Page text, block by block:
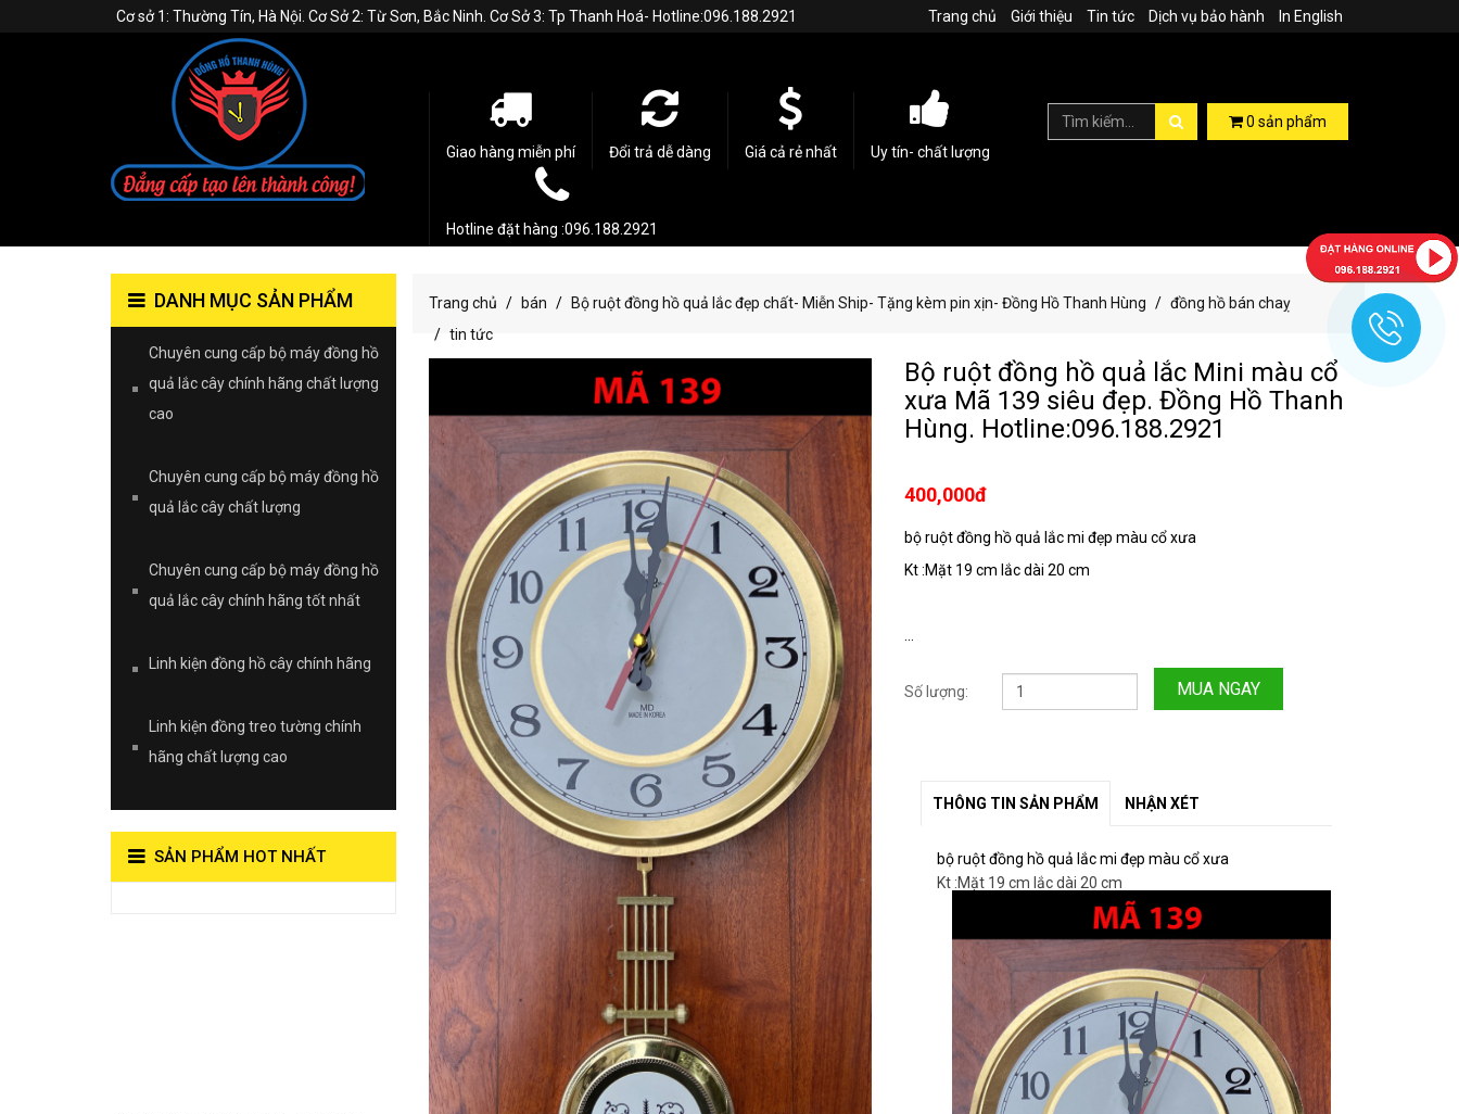
Trang chủ Giới thiệu Tin tức Dịch vụ bảo hành In English
Cơ sở 1: Thường Tín, Hà Nội. Cơ Sở 2: Từ Sơn, Bắc Ninh. Cơ Sở 3: Tp Thanh Hoá- Hotline:096.188.2921
Giao hàng miễn phí Đổi trả dễ dàng Giá cả rẻ nhất Uy tín- chất lượng
Hotline đặt hàng :096.188.2921
0 sản phẩm
Trang chủ bán Bộ ruột đồng hồ quả lắc đẹp chất- Miễn Ship- Tặng kèm pin xịn- Đồng Hồ Thanh Hùng
đồng hồ bán chaỵ
tin tức
Bộ ruột đồng hồ quả lắc Mini màu cổ
xưa Mã 139 siêu đẹp. Đồng Hồ Thanh
Hùng. Hotline:096.188.2921
400,000đ
bộ ruột đồng hồ quả lắc mi đẹp màu cổ xưa
Kt :Mặt 19 cm lắc dài 20 cm
Số lượng: MUA NGAY
THÔNG TIN SẢN PHẨM NHẬN XÉT
bộ ruột đồng hồ quả lắc mi đẹp màu cổ xưa
Kt :Mặt 19 cm lắc dài 20 cm
DANH MỤC SẢN PHẨM
Chuyên cung cấp bộ máy đồng hồ
quả lắc cây chính hãng chất lượng
cao
Chuyên cung cấp bộ máy đồng hồ
quả lắc cây chất lượng
Chuyên cung cấp bộ máy đồng hồ
quả lắc cây chính hãng tốt nhất
Linh kiện đồng hồ cây chính hãng
Linh kiện đồng treo tường chính
hãng chất lượng cao
SẢN PHẨM HOT NHẤT